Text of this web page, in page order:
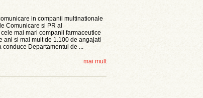
in companii multinationale
Comunicare si PR al
mai mari companii farmaceutice
ani si mai mult de 1.100 de angajati
conduce Departamentul de ...
mai mult